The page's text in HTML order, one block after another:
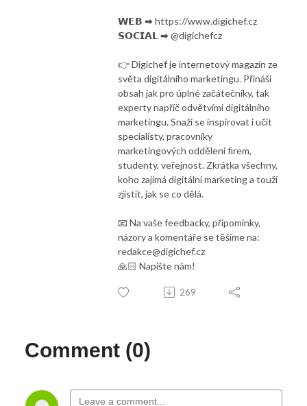
𝗪𝗘𝗕 ➡ https://www.digichef.cz
𝗦𝗢𝗖𝗜𝗔𝗟 ➡ @digichefcz
👉 Digichef je internetový magazín ze
světa digitálního marketingu. Přináší
obsah jak pro úplné začátečníky, tak
experty napříč odvětvími digitálního
marketingu. Snaží se inspirovat i učit
specialisty, pracovníky
marketingových oddělení firem,
studenty, veřejnost. Zkrátka všechny,
koho zajímá digitální marketing a touží
zjistit, jak se co dělá.
📧 Na vaše feedbacky, připomínky,
názory a komentáře se těšíme na:
redakce@digichef.cz
🙏🏻 Napište nám!
269
Comment (0)